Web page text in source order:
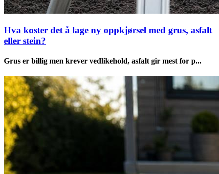
Hva koster det å lage ny oppkjørsel med grus, asfalt
eller stein?
Grus er billig men krever vedlikehold, asfalt gir mest for p...